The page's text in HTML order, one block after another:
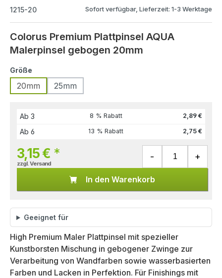
1215-20 Sofort verfügbar, Lieferzeit: 1-3 Werktage
Colorus Premium Plattpinsel AQUA
Malerpinsel gebogen 20mm
Größe
20mm 25mm
Ab 3 8 % Rabatt 2,89 €
Ab 6 13 % Rabatt 2,75 €
3,15 € *
zzgl. Versand
In den Warenkorb
Geeignet für
High Premium Maler Plattpinsel mit spezieller
Kunstborsten Mischung in gebogener Zwinge zur
Verarbeitung von Wandfarben sowie wasserbasierten
Farben und Lacken in Perfektion. Für Finishings mit